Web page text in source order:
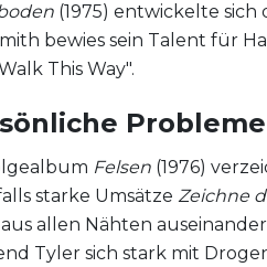
(1975) entwickelte
bewies sein Talent für
This Way".
Probleme
Felsen (1976)
starke Umsätze Zeichne
aus allen Nähten
Tyler sich stark mit